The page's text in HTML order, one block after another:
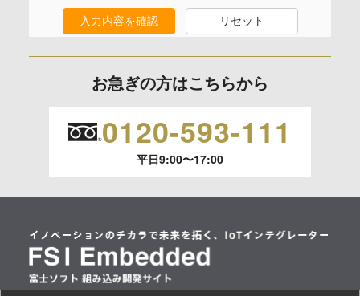
利用目的の通知、開示、内容の訂正、追加または削除、利用
います。）に応じます。
開示等のご請求は、下記お問い合わせ先窓口へご連絡願いま
す。
る結果
情報提供は任意ですが、情報を提供しなかった場合、情報の
項目によってはお問い合わせ等に
入力内容を確認 リセット
お急ぎの方はこちらから
0120-593-111
平日9:00〜17:00